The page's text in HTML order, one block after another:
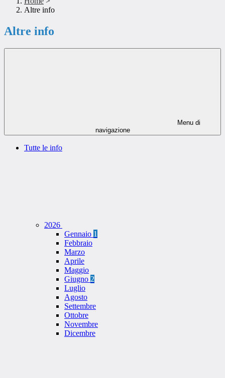
Altre info
Altre info
Menu di
navigazione
Tutte le info
2026
Gennaio 1
Febbraio
Marzo
Aprile
Maggio
Giugno 2
Luglio
Agosto
Settembre
Ottobre
Novembre
Dicembre